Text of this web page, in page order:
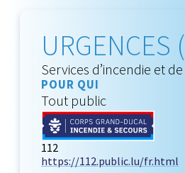
URGENCES
Services d’incendie et
POUR QUI
Tout public
112
https://112.public.lu/fr.html